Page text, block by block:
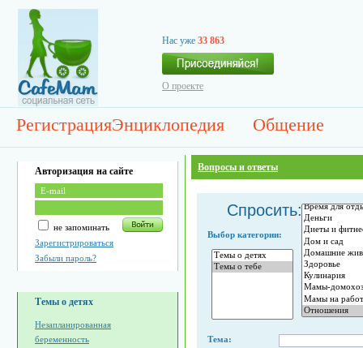
Нас уже 33 863
О проекте
РегистрацияЭнциклопедия Общение
Авторизация на сайте
не запоминать
Зарегистрироваться
Забыли пароль?
Темы о детях
Незапланированная
беременность
Вопросы и ответы
Спросить:
Выбор категории:
Тема: